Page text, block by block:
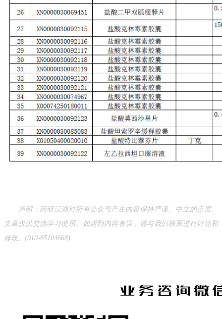
声明：药研江湖对所有公众号产生内容保持严谨、中立的态度。
文章仅供交流学习使用。如遇到内容有误，请与我们联系进行讨论和
修改。(010-65104668)